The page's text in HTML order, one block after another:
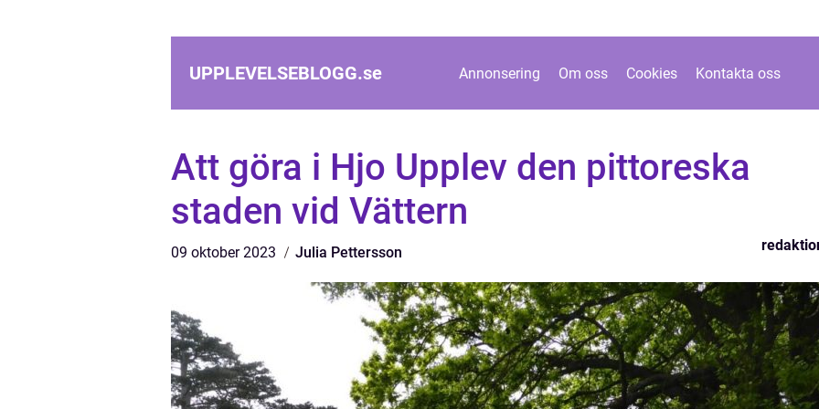
UPPLEVELSEBLOGG.se Annonsering Om oss Cookies Kontakta oss
Att göra i Hjo Upplev den pittoreska
staden vid Vättern
09 oktober 2023 Julia Pettersson